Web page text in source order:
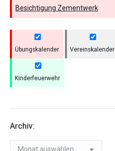
Besichtigung Zementwerk
Übungskalender Vereinskalender
Kinderfeuerwehr
Archiv:
Archiv: